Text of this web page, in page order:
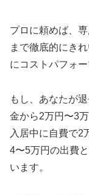
プロに頼めば、
まで徹底的にき
にコストパフォ
もし、あなたが
金から2万円〜3
入居中に自費で2
4〜5万円の出費
います。